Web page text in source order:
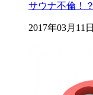
サウナ不倫！？
2017年03月11日